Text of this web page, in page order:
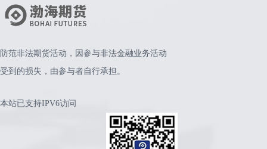
防范非法期货活动，因参与非法金融业务活动
受到的损失，由参与者自行承担。
本站已支持IPV6访问